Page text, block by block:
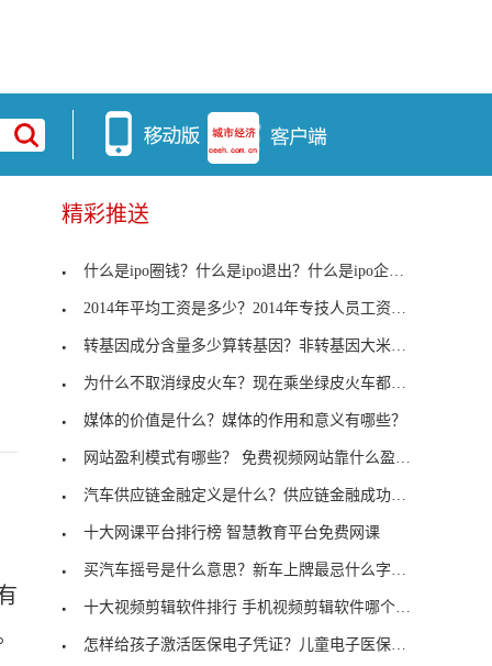
精彩推送
什么是ipo圈钱？什么是ipo退出？什么是ipo企业？
2014年平均工资是多少？2014年专技人员工资标准
转基因成分含量多少算转基因？非转基因大米和转基因
为什么不取消绿皮火车？现在乘坐绿皮火车都是什么人
媒体的价值是什么？媒体的作用和意义有哪些？
网站盈利模式有哪些？ 免费视频网站靠什么盈利？
汽车供应链金融定义是什么？供应链金融成功案例
十大网课平台排行榜 智慧教育平台免费网课
买汽车摇号是什么意思？新车上牌最忌什么字母？
十大视频剪辑软件排行 手机视频剪辑软件哪个好用免
怎样给孩子激活医保电子凭证？儿童电子医保卡在支付